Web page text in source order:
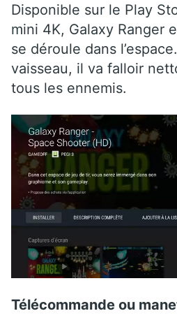
Disponible sur le Play
mini 4K, Galaxy Ranger
se déroule dans
vaisseau, il va falloir
tous les ennemis.
Télécommande ou